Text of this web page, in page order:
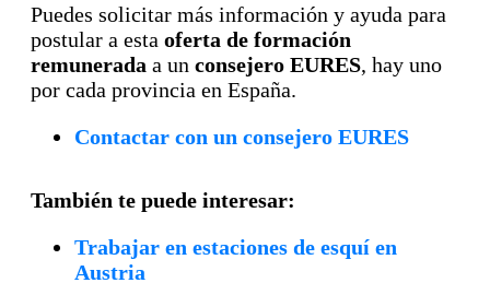
Puedes solicitar más información y ayuda para
postular a esta oferta de formación
remunerada a un consejero EURES, hay uno
por cada provincia en España.
Contactar con un consejero EURES
También te puede interesar:
Trabajar en estaciones de esquí en
Austria